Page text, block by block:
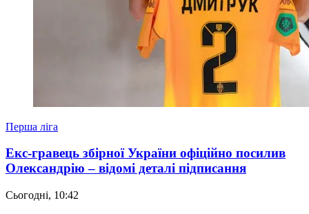
Перша ліга
Екс-гравець збірної України офіційно посилив
Олександрію – відомі деталі підписання
Сьогодні, 10:42